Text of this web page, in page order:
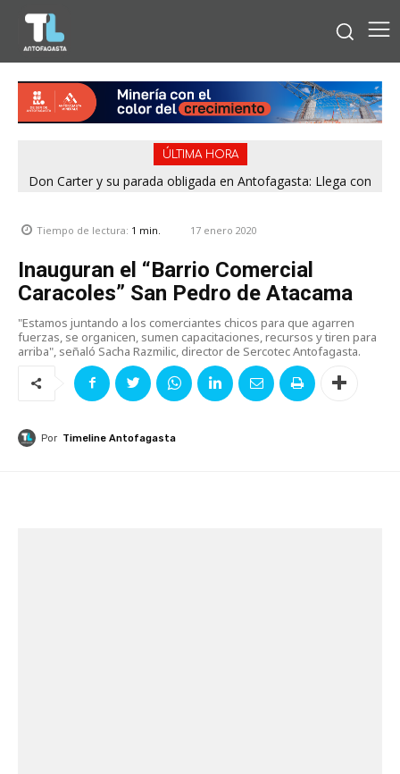
ÚLTIMA HORA
Don Carter y su parada obligada en Antofagasta: Llega con
Tiempo de lectura: 1 min. 17 enero 2020
Inauguran el “Barrio Comercial
Caracoles” San Pedro de Atacama
"Estamos juntando a los comerciantes chicos para que agarren
fuerzas, se organicen, sumen capacitaciones, recursos y tiren para
arriba", señaló Sacha Razmilic, director de Sercotec Antofagasta.
Por Timeline Antofagasta